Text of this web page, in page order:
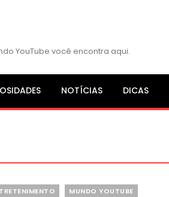
YouTube você encontra aqui.
NOTÍCIAS DICAS
MUNDO YOUTUBE